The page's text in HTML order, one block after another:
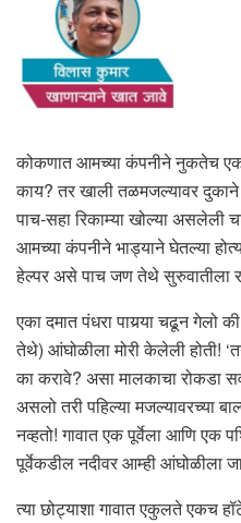
कोकणात आमच्या कंपनीने नुकतेच
काय? तर खाली तळमजल्यावर दुकाने
पाच-सहा रिकाम्या खोल्या असलेली
आमच्या कंपनीने भाड्याने घेतल्या
हेल्पर असे पाच जण तेथे सुरुवातीला
एका दमात पंधरा पायर्‍या चढून
तेथे) आंघोळीला मोरी केलेली होती!
का करावे? असा मालकाचा रोकडा
असलो तरी पहिल्या मजल्यावरच्या
नव्हतो! गावात एक पूर्वेला आणि एक
पूर्वेकडील नदीवर आम्ही आंघोळीला
त्या छोट्याशा गावात एकुलते एकच